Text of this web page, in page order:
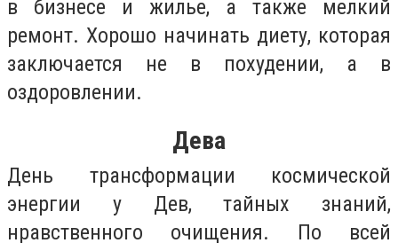
в бизнесе и жилье, а также мелкий
ремонт. Хорошо начинать диету, которая
заключается не в похудении, а в
оздоровлении.
Дева
День трансформации космической
энергии у Дев, тайных знаний,
нравственного очищения. По всей